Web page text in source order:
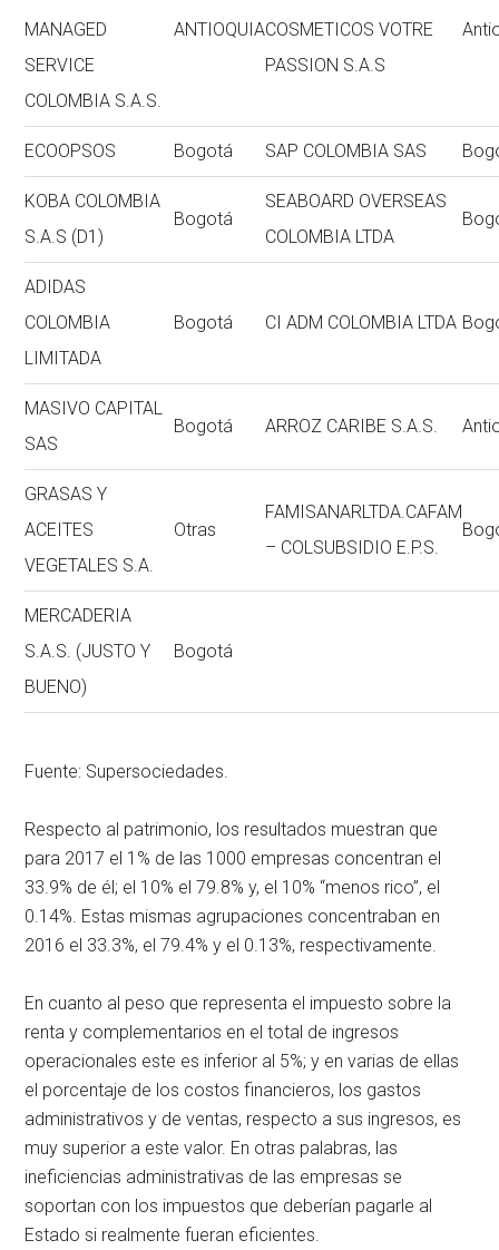
MANAGED
SERVICE
COLOMBIA S.A.S.
ANTIOQUIACOSMETICOS VOTRE
PASSION S.A.S
ECOOPSOS Bogotá SAP COLOMBIA SAS
KOBA COLOMBIA
S.A.S (D1)
Bogotá
SEABOARD OVERSEAS
COLOMBIA LTDA
ADIDAS
COLOMBIA
LIMITADA
Bogotá CI ADM COLOMBIA LTDA
MASIVO CAPITAL
SAS
Bogotá ARROZ CARIBE S.A.S.
GRASAS Y
ACEITES
VEGETALES S.A.
Otras
FAMISANARLTDA.CAFAM
– COLSUBSIDIO E.P.S.
MERCADERIA
S.A.S. (JUSTO Y
BUENO)
Bogotá
Fuente: Supersociedades.
Respecto al patrimonio, los resultados muestran que
para 2017 el 1% de las 1000 empresas concentran el
33.9% de él; el 10% el 79.8% y, el 10% “menos rico”, el
0.14%. Estas mismas agrupaciones concentraban en
2016 el 33.3%, el 79.4% y el 0.13%, respectivamente.
En cuanto al peso que representa el impuesto sobre la
renta y complementarios en el total de ingresos
operacionales este es inferior al 5%; y en varias de ellas
el porcentaje de los costos financieros, los gastos
administrativos y de ventas, respecto a sus ingresos, es
muy superior a este valor. En otras palabras, las
ineficiencias administrativas de las empresas se
soportan con los impuestos que deberían pagarle al
Estado si realmente fueran eficientes.